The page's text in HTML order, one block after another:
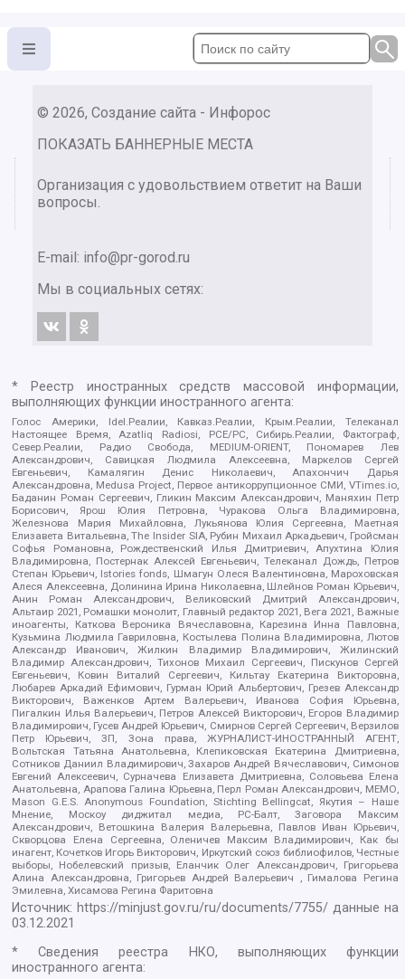
© 2026, Создание сайта - Инфорос
ПОКАЗАТЬ БАННЕРНЫЕ МЕСТА
Организация с удовольствием ответит на Ваши
вопросы.
E-mail: info@pr-gorod.ru
Мы в социальных сетях:
* Реестр иностранных средств массовой информации,
выполняющих функции иностранного агента:
Голос Америки, Idel.Реалии, Кавказ.Реалии, Крым.Реалии, Телеканал
Настоящее Время, Azatliq Radiosi, PCE/PC, Сибирь.Реалии, Фактограф,
Север.Реалии, Радио Свобода, MEDIUM-ORIENT, Пономарев Лев
Александрович, Савицкая Людмила Алексеевна, Маркелов Сергей
Евгеньевич, Камалягин Денис Николаевич, Апахончич Дарья
Александровна, Medusa Project, Первое антикоррупционное СМИ, VTimes.io,
Баданин Роман Сергеевич, Гликин Максим Александрович, Маняхин Петр
Борисович, Ярош Юлия Петровна, Чуракова Ольга Владимировна,
Железнова Мария Михайловна, Лукьянова Юлия Сергеевна, Маетная
Елизавета Витальевна, The Insider SIA, Рубин Михаил Аркадьевич, Гройсман
Софья Романовна, Рождественский Илья Дмитриевич, Апухтина Юлия
Владимировна, Постернак Алексей Евгеньевич, Телеканал Дождь, Петров
Степан Юрьевич, Istories fonds, Шмагун Олеся Валентиновна, Мароховская
Алеся Алексеевна, Долинина Ирина Николаевна, Шлейнов Роман Юрьевич,
Анин Роман Александрович, Великовский Дмитрий Александрович,
Альтаир 2021, Ромашки монолит, Главный редактор 2021, Вега 2021, Важные
иноагенты, Каткова Вероника Вячеславовна, Карезина Инна Павловна,
Кузьмина Людмила Гавриловна, Костылева Полина Владимировна, Лютов
Александр Иванович, Жилкин Владимир Владимирович, Жилинский
Владимир Александрович, Тихонов Михаил Сергеевич, Пискунов Сергей
Евгеньевич, Ковин Виталий Сергеевич, Кильтау Екатерина Викторовна,
Любарев Аркадий Ефимович, Гурман Юрий Альбертович, Грезев Александр
Викторович, Важенков Артем Валерьевич, Иванова София Юрьевна,
Пигалкин Илья Валерьевич, Петров Алексей Викторович, Егоров Владимир
Владимирович, Гусев Андрей Юрьевич, Смирнов Сергей Сергеевич, Верзилов
Петр Юрьевич, ЗП, Зона права, ЖУРНАЛИСТ-ИНОСТРАННЫЙ АГЕНТ,
Вольтская Татьяна Анатольевна, Клепиковская Екатерина Дмитриевна,
Сотников Даниил Владимирович, Захаров Андрей Вячеславович, Симонов
Евгений Алексеевич, Сурначева Елизавета Дмитриевна, Соловьева Елена
Анатольевна, Арапова Галина Юрьевна, Перл Роман Александрович, МЕМО,
Mason G.E.S. Anonymous Foundation, Stichting Bellingcat, Якутия – Наше
Мнение, Москоу диджитал медиа, РС-Балт, Заговора Максим
Александрович, Ветошкина Валерия Валерьевна, Павлов Иван Юрьевич,
Скворцова Елена Сергеевна, Оленичев Максим Владимирович, Как бы
инагент, Кочетков Игорь Викторович, Иркутский союз библиофилов, Честные
выборы, Нобелевский призыв, Еланчик Олег Александрович, Григорьева
Алина Александровна, Григорьев Андрей Валерьевич , Гималова Регина
Эмилевна, Хисамова Регина Фаритовна
Источник: https://minjust.gov.ru/ru/documents/7755/ данные на
03.12.2021
* Сведения реестра НКО, выполняющих функции
иностранного агента: